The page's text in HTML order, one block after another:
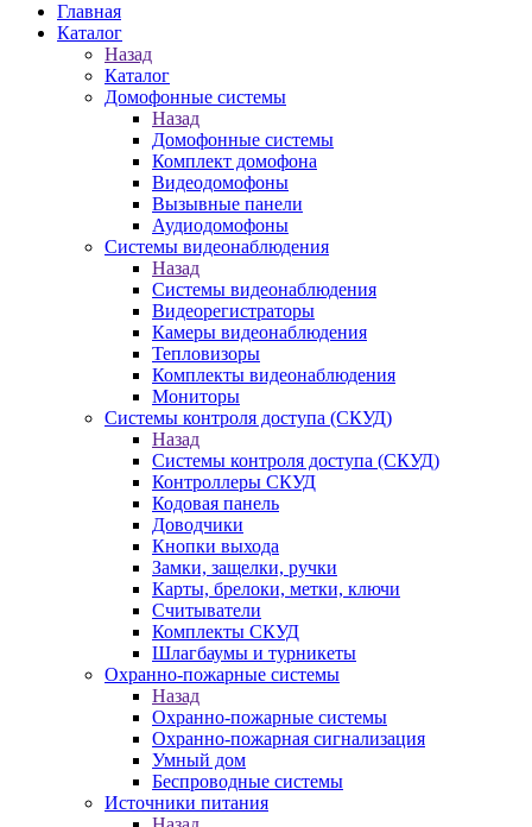
Главная
Каталог
Назад
Каталог
Домофонные системы
Назад
Домофонные системы
Комплект домофона
Видеодомофоны
Вызывные панели
Аудиодомофоны
Системы видеонаблюдения
Назад
Системы видеонаблюдения
Видеорегистраторы
Камеры видеонаблюдения
Тепловизоры
Комплекты видеонаблюдения
Мониторы
Системы контроля доступа (СКУД)
Назад
Системы контроля доступа (СКУД)
Контроллеры СКУД
Кодовая панель
Доводчики
Кнопки выхода
Замки, защелки, ручки
Карты, брелоки, метки, ключи
Считыватели
Комплекты СКУД
Шлагбаумы и турникеты
Охранно-пожарные системы
Назад
Охранно-пожарные системы
Охранно-пожарная сигнализация
Умный дом
Беспроводные системы
Источники питания